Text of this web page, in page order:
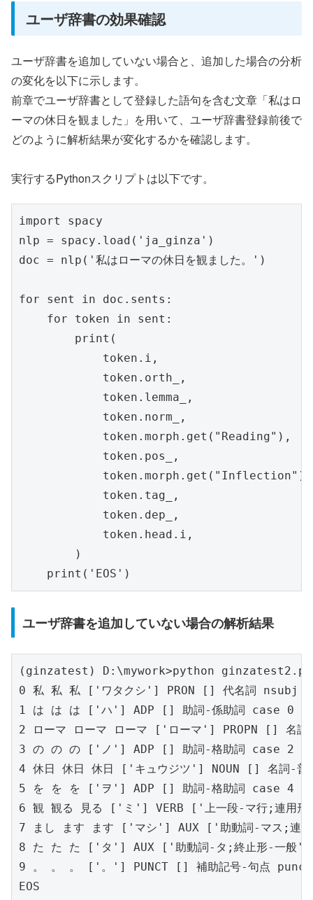
ユーザ辞書の効果確認
ユーザ辞書を追加していない場合と、追加した場合の分析
の変化を以下に示します。
前章でユーザ辞書として登録した語句を含む文章「私はロ
ーマの休日を観ました」を用いて、ユーザ辞書登録前後で
どのように解析結果が変化するかを確認します。
実行するPythonスクリプトは以下です。
import spacy
nlp = spacy.load('ja_ginza')
doc = nlp('私はローマの休日を観ました。')
for sent in doc.sents:
    for token in sent:
        print(
            token.i,
            token.orth_,
            token.lemma_,
            token.norm_,
            token.morph.get("Reading"),
            token.pos_,
            token.morph.get("Inflection"),
            token.tag_,
            token.dep_,
            token.head.i,
        )
    print('EOS')
ユーザ辞書を追加していない場合の解析結果
(ginzatest) D:\mywork>python ginzatest2.py
0 私 私 私 ['ワタクシ'] PRON [] 代名詞 nsubj 6
1 は は は ['ハ'] ADP [] 助詞-係助詞 case 0
2 ローマ ローマ ローマ ['ローマ'] PROPN [] 名詞-
3 の の の ['ノ'] ADP [] 助詞-格助詞 case 2
4 休日 休日 休日 ['キュウジツ'] NOUN [] 名詞-普
5 を を を ['ヲ'] ADP [] 助詞-格助詞 case 4
6 観 観る 見る ['ミ'] VERB ['上一段-マ行;連用形-
7 まし ます ます ['マシ'] AUX ['助動詞-マス;連
8 た た た ['タ'] AUX ['助動詞-タ;終止形-一般']
9 。 。 。 ['。'] PUNCT [] 補助記号-句点
EOS